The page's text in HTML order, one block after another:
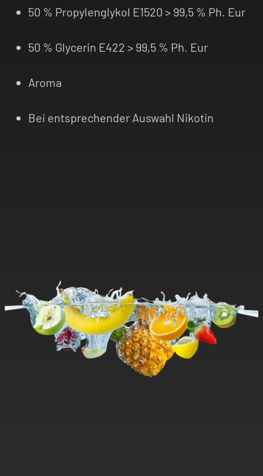
50 % Propylenglykol E1520 > 99,5 % Ph. Eur
50 % Glycerin E422 > 99,5 % Ph. Eur
Aroma
Bei entsprechender Auswahl Nikotin